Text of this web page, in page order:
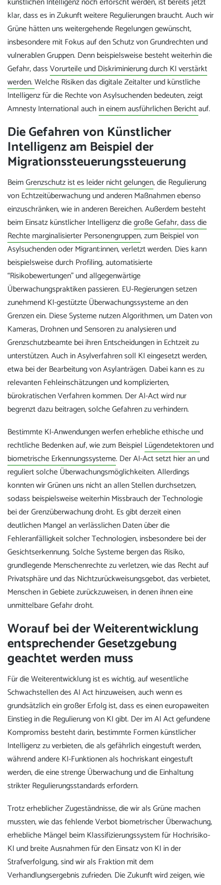
klar, dass es in Zukunft weitere Regulierungen braucht. Auch wir
Grüne hätten uns weitergehende Regelungen gewünscht,
insbesondere mit Fokus auf den Schutz von Grundrechten und
vulnerablen Gruppen. Denn beispielsweise besteht weiterhin die
Gefahr, dassVorurteile und Diskriminierung durch KI verstärkt
werden.Welche Risiken das digitale Zeitalter und künstliche
Intelligenz für die Rechte von Asylsuchenden bedeuten, zeigt
Amnesty International auch in einem ausführlichen Berichtauf.
Die Gefahren von Künstlicher
Intelligenz am Beispiel der
Migrationssteuerungssteuerung
BeimGrenzschutz ist es leider nicht gelungen, die Regulierung
von Echtzeitüberwachung und anderen Maßnahmen ebenso
einzuschränken, wie in anderen Bereichen. Außerdem besteht
beim Einsatz künstlicher Intelligenz diegroße Gefahr, dass die
Rechte marginalisierter Personengruppen, zum Beispiel von
Asylsuchenden oder Migrant:innen, verletzt werden. Dies kann
beispielsweise durch Profiling, automatisierte
“Risikobewertungen” und allgegenwärtige
Überwachungspraktiken passieren. EU-Regierungen setzen
zunehmend KI-gestützte Überwachungssysteme an den
Grenzen ein. Diese Systeme nutzen Algorithmen, um Daten von
Kameras, Drohnen und Sensoren zu analysieren und
Grenzschutzbeamte bei ihren Entscheidungen in Echtzeit zu
unterstützen. Auch in Asylverfahren soll KI eingesetzt werden,
etwa bei der Bearbeitung von Asylanträgen. Dabei kann es zu
relevanten Fehleinschätzungen und komplizierten,
bürokratischen Verfahren kommen. Der AI-Act wird nur
begrenzt dazu beitragen, solche Gefahren zu verhindern.
Bestimmte KI-Anwendungen werfen erhebliche ethische und
rechtliche Bedenken auf, wie zum Beispiel Lügendetektorenund
biometrische Erkennungssysteme. Der AI-Act setzt hier an und
reguliert solche Überwachungsmöglichkeiten. Allerdings
konnten wir Grünen uns nicht an allen Stellen durchsetzen,
sodass beispielsweise weiterhin Missbrauch der Technologie
bei der Grenzüberwachung droht. Es gibt derzeit einen
deutlichen Mangel an verlässlichen Daten über die
Fehleranfälligkeit solcher Technologien, insbesondere bei der
Gesichtserkennung. Solche Systeme bergen das Risiko,
grundlegende Menschenrechte zu verletzen, wie das Recht auf
Privatsphäre und das Nichtzurückweisungsgebot, das verbietet,
Menschen in Gebiete zurückzuweisen, in denen ihnen eine
unmittelbare Gefahr droht.
Worauf bei der Weiterentwicklung
entsprechender Gesetzgebung
geachtet werden muss
Für die Weiterentwicklung ist es wichtig, auf wesentliche
Schwachstellen des AI Act hinzuweisen, auch wenn es
grundsätzlich ein großer Erfolg ist, dass es einen europaweiten
Einstieg in die Regulierung von KI gibt. Der im AI Act gefundene
Kompromiss besteht darin, bestimmte Formen künstlicher
Intelligenz zu verbieten, die als gefährlich eingestuft werden,
während andere KI-Funktionen als hochriskant eingestuft
werden, die eine strenge Überwachung und die Einhaltung
strikter Regulierungsstandards erfordern.
Trotz erheblicher Zugeständnisse, die wir als Grüne machen
mussten, wie das fehlende Verbot biometrischer Überwachung,
erhebliche Mängel beim Klassifizierungssystem für Hochrisiko-
KI und breite Ausnahmen für den Einsatz von KI in der
Strafverfolgung, sind wir als Fraktion mit dem
Verhandlungsergebnis zufrieden. Die Zukunft wird zeigen, wie